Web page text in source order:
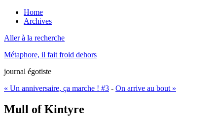
Home
Archives
Aller à la recherche
Métaphore, il fait froid dehors
journal égotiste
« Un anniversaire, ça marche ! #3 - On arrive au bout »
Mull of Kintyre